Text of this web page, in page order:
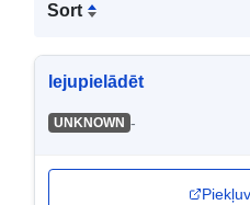
Sort
lejupielādēt
UNKNOWN -